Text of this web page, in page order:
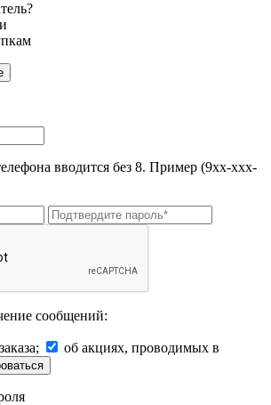
вводится без 8. Пример (9хх-ххх-
сообщений:
об акциях, проводимых в